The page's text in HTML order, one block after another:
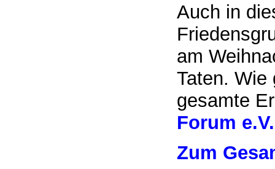
Auch in
am
Taten. Wie
gesamte
Forum e.V.
Zum